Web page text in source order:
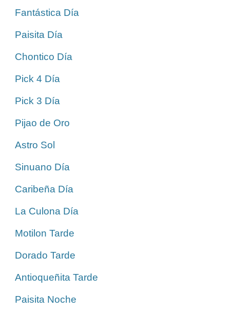
Fantástica Día
Paisita Día
Chontico Día
Pick 4 Día
Pick 3 Día
Pijao de Oro
Astro Sol
Sinuano Día
Caribeña Día
La Culona Día
Motilon Tarde
Dorado Tarde
Antioqueñita Tarde
Paisita Noche